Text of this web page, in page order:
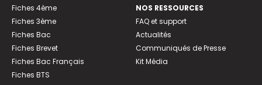
Fiches 4ème
Fiches 3ème
Fiches Bac
Fiches Brevet
Fiches Bac Français
Fiches BTS
NOS RESSOURCES
FAQ et support
Actualités
Communiqués de Presse
Kit Média